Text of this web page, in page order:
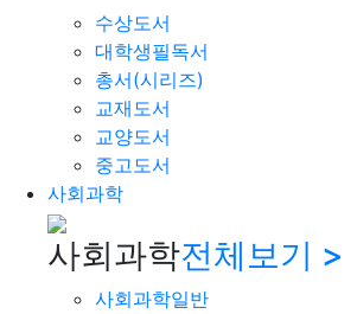
수상도서
대학생필독서
총서(시리즈)
교재도서
교양도서
중고도서
사회과학
사회과학전체보기 >
사회과학일반